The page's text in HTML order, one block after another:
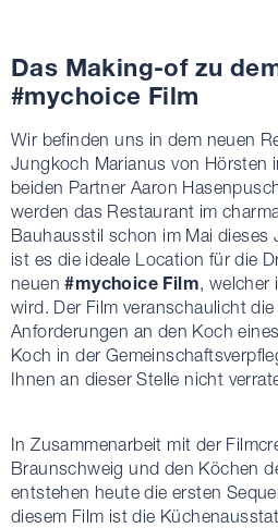
Das Making-of zu
#mychoice Film
Wir befinden uns in dem neuen
Jungkoch Marianus von Hörsten
beiden Partner Aaron
werden das Restaurant im
Bauhausstil schon im Mai dieses
ist es die ideale Location für die
neuen#mychoice Film, welcher
wird. Der Film veranschaulicht
Anforderungen an den Koch
Koch in der
Ihnen an dieser Stelle nicht
In Zusammenarbeit mit der
Braunschweig und den Köchen
entstehen heute die ersten
diesem Film ist die